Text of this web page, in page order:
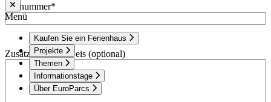
Menü
Kaufen Sie ein Ferienhaus
Projekte
Themen
Informationstage
Über EuroParcs
Rufnummer*
Zusätzlicher Hinweis (optional)